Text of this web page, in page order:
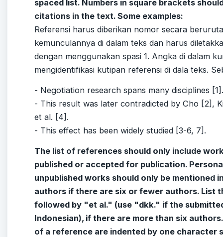
spaced list. Numbers in square brackets
citations in the text. Some examples:
Referensi harus diberikan nomor secara
kemunculannya di dalam teks dan harus
dengan menggunakan spasi 1. Angka di dalam
mengidentifikasi kutipan referensi di dala teks.
- Negotiation research spans many disciplines [1].
- This result was later contradicted by Cho [2],
et al. [4].
- This effect has been widely studied [3-6, 7].
The list of references should only include
published or accepted for publication.
unpublished works should only be mentioned
authors if there are six or fewer authors. List
followed by "et al." (use "dkk." if the
Indonesian), if there are more than six
of a reference are indented by one character